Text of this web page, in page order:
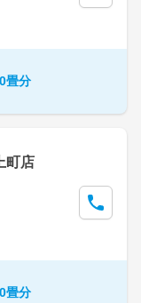
畳分
町店
畳分